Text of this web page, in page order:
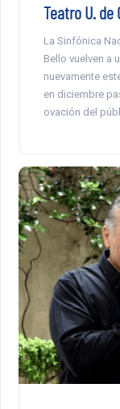
Teatro U.
La Sinfónica
Bello vuelven a
nuevamente
en diciembre
ovación del